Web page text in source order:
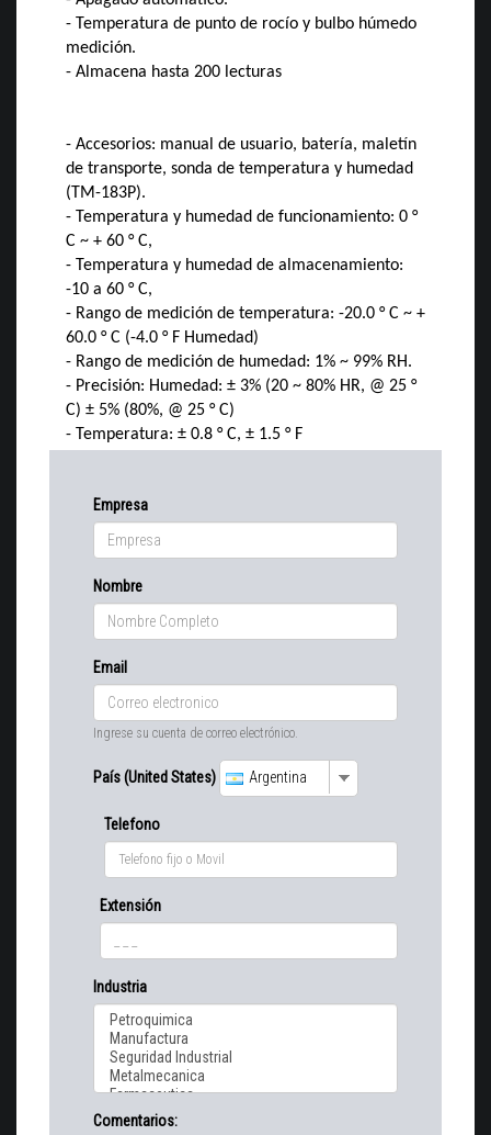
- Temperatura de punto de rocío y bulbo húmedo
medición.
- Almacena hasta 200 lecturas
- Accesorios: manual de usuario, batería, maletín
de transporte, sonda de temperatura y humedad
(TM-183P).
- Temperatura y humedad de funcionamiento: 0 °
C ~ + 60 ° C,
- Temperatura y humedad de almacenamiento:
-10 a 60 ° C,
- Rango de medición de temperatura: -20.0 ° C ~ +
60.0 ° C (-4.0 ° F Humedad)
- Rango de medición de humedad: 1% ~ 99% RH.
- Precisión: Humedad: ± 3% (20 ~ 80% HR, @ 25 °
C) ± 5% (80%, @ 25 ° C)
- Temperatura: ± 0.8 ° C, ± 1.5 ° F
Empresa
Nombre
Email
Ingrese su cuenta de correo electrónico.
País (United States) Argentina
Telefono
Extensión
Industria
Comentarios: